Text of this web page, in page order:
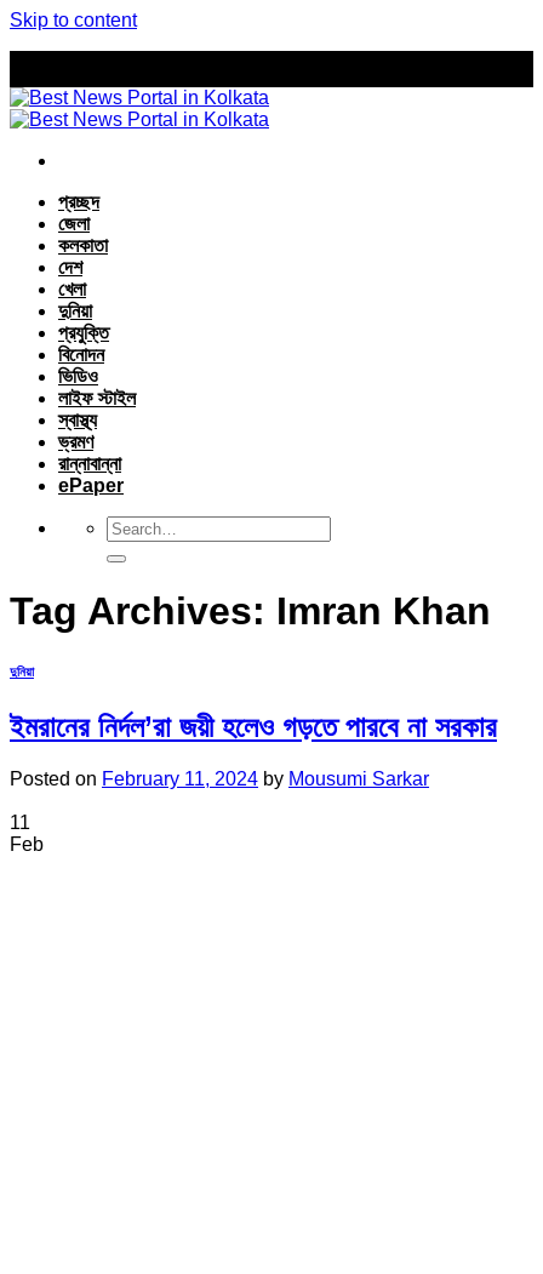
Skip to content
প্রচ্ছদ
জেলা
কলকাতা
দেশ
খেলা
দুনিয়া
প্রযুক্তি
বিনোদন
ভিডিও
লাইফ স্টাইল
স্বাস্থ্য
ভ্রমণ
রান্নাবান্না
ePaper
Tag Archives: Imran Khan
দুনিয়া
ইমরানের নির্দল’রা জয়ী হলেও গড়তে পারবে না সরকার
Posted on February 11, 2024 by Mousumi Sarkar
11
Feb